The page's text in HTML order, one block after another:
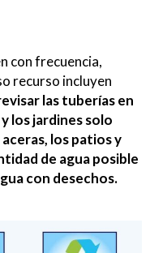
con frecuencia,
recurso incluyen
las tuberías en
los jardines solo
los patios y
de agua posible
con desechos.